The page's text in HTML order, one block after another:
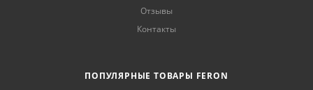
Отзывы
Контакты
ПОПУЛЯРНЫЕ ТОВАРЫ FERON